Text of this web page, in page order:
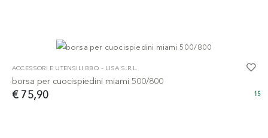
ACCESSORI E UTENSILI BBQ - LISA S.R.L.
borsa per cuocispiedini miami 500/800
€ 75,90 15